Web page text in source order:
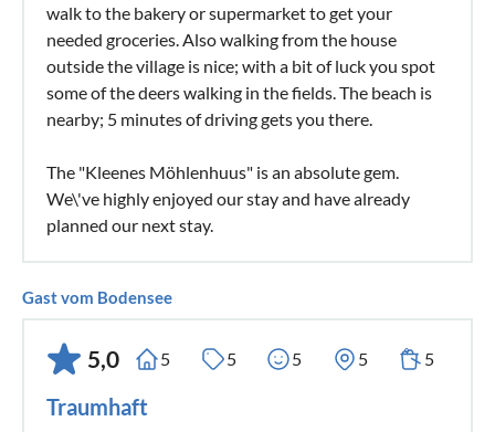
walk to the bakery or supermarket to get your
needed groceries. Also walking from the house
outside the village is nice; with a bit of luck you spot
some of the deers walking in the fields. The beach is
nearby; 5 minutes of driving gets you there.
The "Kleenes Möhlenhuus" is an absolute gem.
We\'ve highly enjoyed our stay and have already
planned our next stay.
Gast vom Bodensee
5,0 5 5 5 5 5
Traumhaft